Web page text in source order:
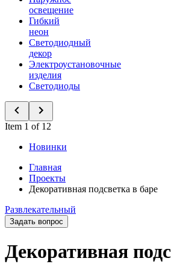
освещение
Гибкий
неон
Светодиодный
декор
Электроустановочные
изделия
Светодиоды
Item 1 of 12
Новинки
Главная
Проекты
Декоративная подсветка в баре
Развлекательный
Задать вопрос
Декоративная